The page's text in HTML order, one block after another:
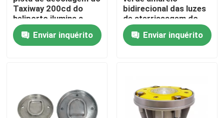
Produtos
Sobre nós
Controle da qualidade
Taxiway 200cd do
heliporto ilumina a
carcaça de alumínio
Enviar inquérito
bidirecional das luzes
de aterrissagem do
heliporto de 10W
AC220VEnviar inquérito